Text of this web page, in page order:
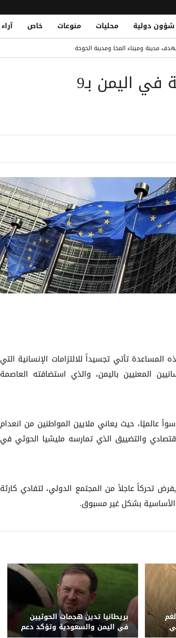
شؤون دولية محليات منوعات خاص آراء
وتؤكد دعم الحكومة والرياض
الاتحاد الأوروبي يموّل الإغاثة الطارئة في اليمن بـ9
تأتي تجسيداً للالتزامات الإنسانية التي
المعنيين باليمن، والذي استضافته العاصمة
عالميًا، حيث يعاني ملايين المواطنين من انعدام
والتضييق الذي تمارسه مليشيا الحوثي في
تحركاً عاجلاً من المجتمع الدولي، لتفادي كارثة
الأساسية بشكل غير مسبوق.
بريطانيا تدين هجمات الحوثيين
في اليمن والسعودية وتؤكد دعم